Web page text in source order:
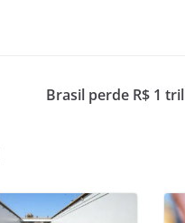
Brasil perde R$ 1